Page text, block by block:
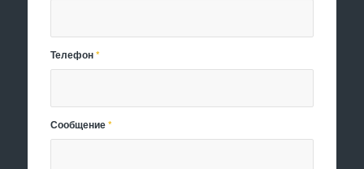
Телефон*
Сообщение*